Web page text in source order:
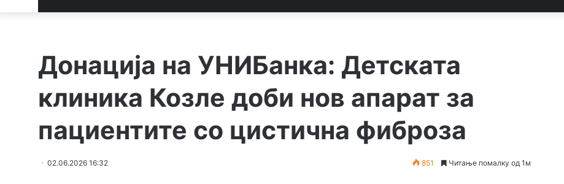
Донација на УНИБанка: Детската
клиника Козле доби нов апарат за
пациентите со цистична фиброза
02.06.2026 16:32 851 Читање помалку од 1м